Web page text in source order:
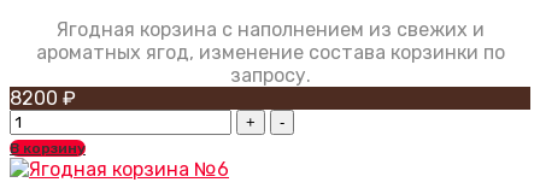
Ягодная корзина с наполнением из свежих и
ароматных ягод, изменение состава корзинки по
запросу.
8200 ₽
Ягодная
корзина
№7
В корзину